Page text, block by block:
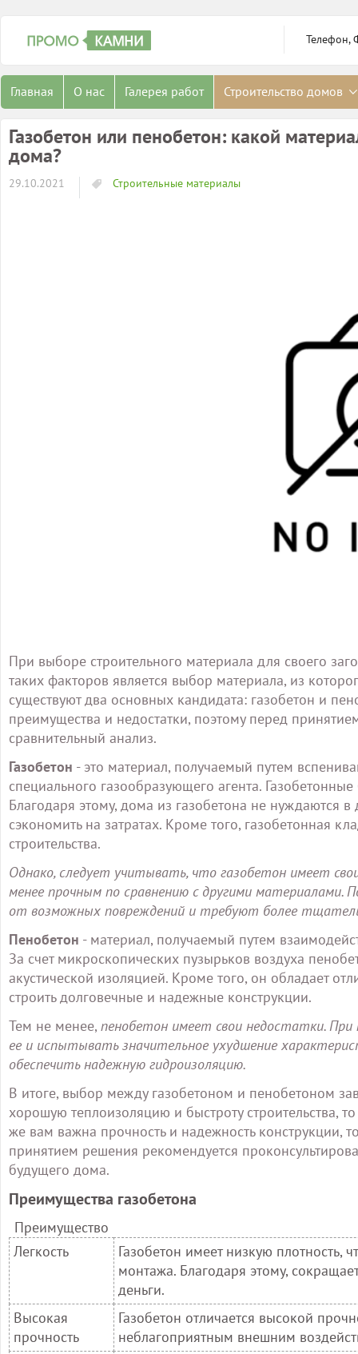
Телефон,
Главная О нас Галерея работ Строительство домов
Газобетон или пенобетон: какой
дома?
29.10.2021 Строительные материалы
При выборе строительного материала для своего
таких факторов является выбор материала, из
существуют два основных кандидата: газобетон и
преимущества и недостатки, поэтому перед
сравнительный анализ.
Газобетон - это материал, получаемый путем
специального газообразующего агента.
Благодаря этому, дома из газобетона не нуждаются
сэкономить на затратах. Кроме того, газобетонная
строительства.
Однако, следует учитывать, что газобетон имеет
менее прочным по сравнению с другими
от возможных повреждений и требуют более
Пенобетон - материал, получаемый путем
За счет микроскопических пузырьков воздуха
акустической изоляцией. Кроме того, он обладает
строить долговечные и надежные конструкции.
Тем не менее, пенобетон имеет свои недостатки.
ее и испытывать значительное ухудшение
обеспечить надежную гидроизоляцию.
В итоге, выбор между газобетоном и пенобетоном
хорошую теплоизоляцию и быстроту строительства,
же вам важна прочность и надежность конструкции,
принятием решения рекомендуется
будущего дома.
Преимущества газобетона
Преимущество
Легкость
Газобетон имеет низкую плотность,
монтажа. Благодаря этому,
деньги.
Высокая
прочность
Газобетон отличается высокой
неблагоприятным внешним